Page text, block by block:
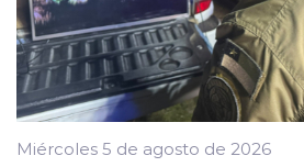
Miércoles 5 de agosto de 2026